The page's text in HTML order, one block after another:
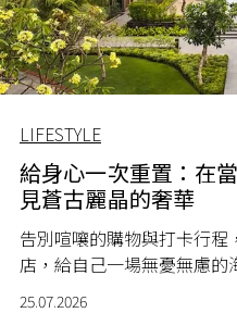
LIFESTYLE
給身心一次重置：在
見蒼古麗晶的奢華
告別喧嚷的購物與打卡行
店，給自己一場無憂無慮的
25.07.2026